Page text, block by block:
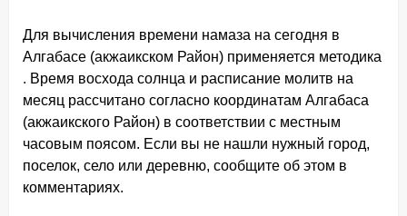
Для вычисления времени намаза на сегодня в
Алгабасе (акжаикском Район) применяется методика
. Время восхода солнца и расписание молитв на
месяц рассчитано согласно координатам Алгабаса
(акжаикского Район) в соответствии с местным
часовым поясом. Если вы не нашли нужный город,
поселок, село или деревню, сообщите об этом в
комментариях.